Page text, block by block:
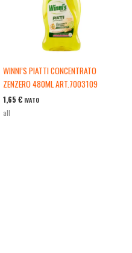
WINNI’S PIATTI CONCENTRATO
ZENZERO 480ML ART.7003109
1,65 € IVATO
all